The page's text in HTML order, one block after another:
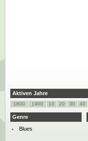
Aktiven Jahre
1800 1900 10 20 30 40
Genre
Blues